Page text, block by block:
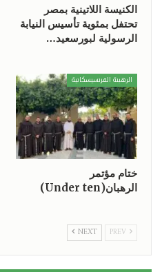
الكنيسة اللاتينية بمصر
تحتفل بمئوية تأسيس النيابة
الرسولية لبورسعيد…
الرهبنة الفرنسيسكانية
ختام مؤتمر
الرهبان(Under ten)
NEXT